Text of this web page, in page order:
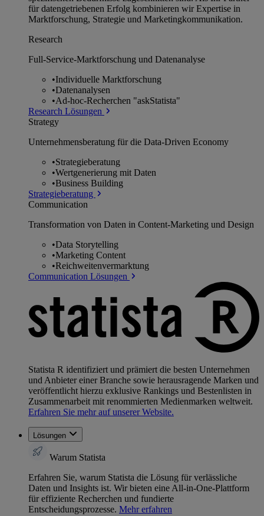
für datengetriebenen Erfolg kombinieren wir Expertise in
Marktforschung, Strategie und Marketingkommunikation.
Research
Full-Service-Marktforschung und Datenanalyse
•Individuelle Marktforschung
•Datenanalysen
•Ad-hoc-Recherchen "askStatista"
Research Lösungen
Strategy
Unternehmens­beratung für die Data-Driven Economy
•Strategieberatung
•Wertgenerierung mit Daten
•Business Building
Strategieberatung
Communication
Transformation von Daten in Content-Marketing und Design
•Data Storytelling
•Marketing Content
•Reichweitenvermarktung
Communication Lösungen
Statista R identifiziert und prämiert die besten Unternehmen
und Anbieter einer Branche sowie herausragende Marken und
veröffentlicht hierzu exklusive Rankings und Bestenlisten in
Zusammenarbeit mit renommierten Medienmarken weltweit.
Erfahren Sie mehr auf unserer Website.
Lösungen
Warum Statista
Erfahren Sie, warum Statista die Lösung für verlässliche
Daten und Insights ist. Wir bieten eine All-in-One-Plattform
für effiziente Recherchen und fundierte
Entscheidungsprozesse. Mehr erfahren